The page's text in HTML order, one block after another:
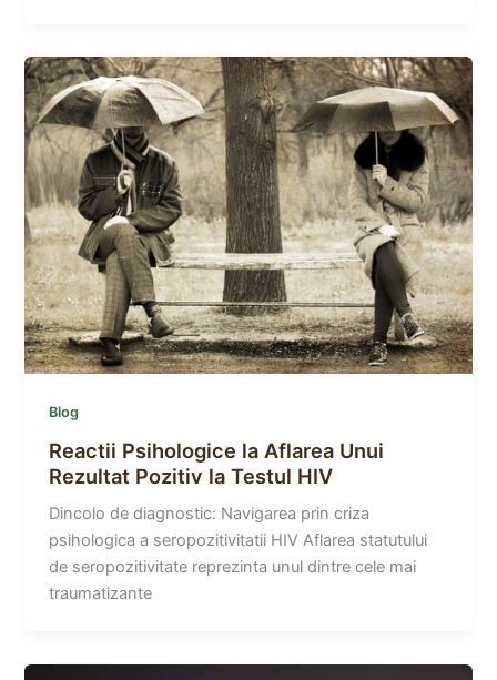
Blog
Reactii Psihologice la Aflarea Unui
Rezultat Pozitiv la Testul HIV
Dincolo de diagnostic: Navigarea prin criza
psihologica a seropozitivitatii HIV Aflarea statutului
de seropozitivitate reprezinta unul dintre cele mai
traumatizante